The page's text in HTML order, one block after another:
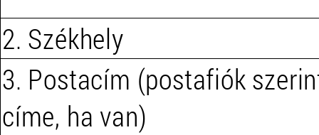
2. Székhely
3. Postacím (postafiók
címe, ha van)